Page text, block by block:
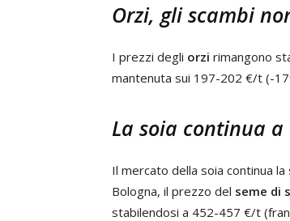
Orzi, gli scambi
I prezzi degli orzi rimangono
mantenuta sui 197-202 €/t (-
La soia continua a
Il mercato della soia continua
Bologna, il prezzo del seme di
stabilendosi a 452-457 €/t